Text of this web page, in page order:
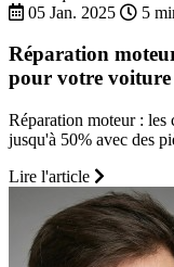
05 Jan. 2025
5
Réparation
pour votre voiture
Réparation moteur : les
jusqu'à 50% avec des
Lire l'article